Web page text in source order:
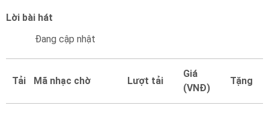
Nghệ
Mại
Lời bài hát
Đang cập nhật
Tải Mã nhạc chờ Lượt tải
Giá
(VNĐ)
Tặng